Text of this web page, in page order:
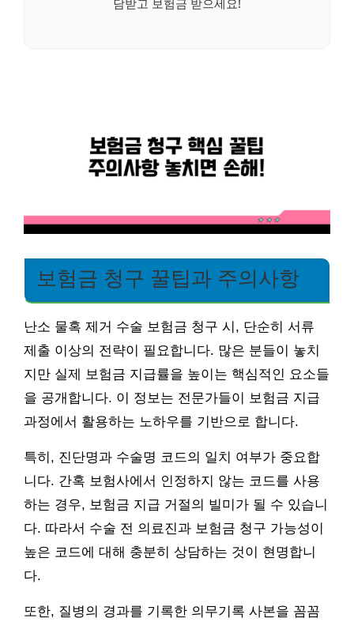
보험금 청구 꿀팁과 주의사항
난소 물혹 제거 수술 보험금 청구 시, 단순히 서류
제출 이상의 전략이 필요합니다. 많은 분들이 놓치
지만 실제 보험금 지급률을 높이는 핵심적인 요소들
을 공개합니다. 이 정보는 전문가들이 보험금 지급
과정에서 활용하는 노하우를 기반으로 합니다.
특히, 진단명과 수술명 코드의 일치 여부가 중요합
니다. 간혹 보험사에서 인정하지 않는 코드를 사용
하는 경우, 보험금 지급 거절의 빌미가 될 수 있습니
다. 따라서 수술 전 의료진과 보험금 청구 가능성이
높은 코드에 대해 충분히 상담하는 것이 현명합니
다.
또한, 질병의 경과를 기록한 의무기록 사본을 꼼꼼